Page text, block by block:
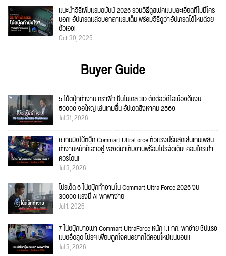
แนะนำวิธีเพิ่มแรมฉบับปี 2026 รวมวิธีดูสเปคแบบละเอียดที่ไม่มีใคร
บอก! อัปเกรดแล้วบอกลาแรมเต็ม พร้อมวิธีดูว่าอัปเกรดได้ไหมด้วย
ตัวเอง!
Oct 30, 2025
Buyer Guide
5 โน้ตบุ๊กทำงาน กราฟิก ปั้นโมเดล 3D ตัดต่อวีดีโอเบื้องต้นงบ
50000 จอใหญ่ เล่นเกมลื่น อัปเดตสิงหาคม 2569
Jul 31, 2026
6 เกมมิ่งโน้ตบุ๊ก Commart UltraForce ตัวแรงปรับสุดเล่นเกมเพลิน
ทำงานหนักก็เอาอยู่ ของดีมาเต็มงานพร้อมโปรจัดเต็ม! คอมใครเก่า
ควรโดน!
Jul 3, 2026
โปรเด็ด 6 โน้ตบุ๊กทำงานใน Commart Ultra Force 2026 งบ
30000 แรงมี AI พกพาง่าย
Jul 1, 2026
7 โน้ตบุ๊กบางเบา Commart UltraForce หนัก 1.1 กก. พกง่าย ชิปแรง
แบตอึดสุด โปรฯ เพียบถูกใจคนอยากได้คอมใ่หม่แน่นอน!!
Jul 3, 2026